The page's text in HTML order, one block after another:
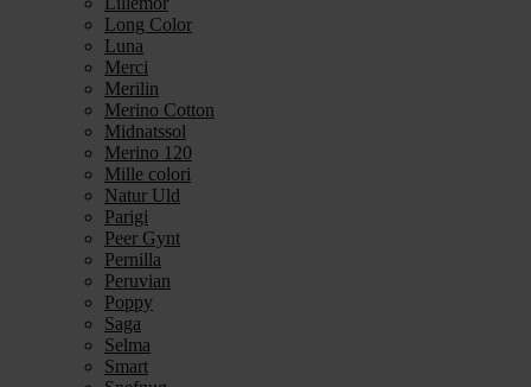
Long Color
Luna
Merci
Merilin
Merino Cotton
Midnatssol
Merino 120
Mille colori
Natur Uld
Parigi
Peer Gynt
Pernilla
Peruvian
Poppy
Saga
Selma
Smart